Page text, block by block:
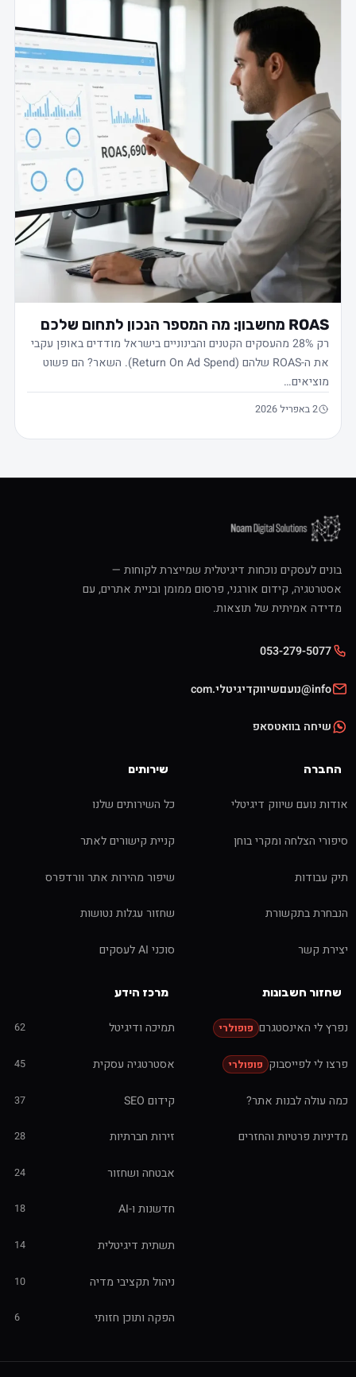
ROAS מחשבון: מה המספר הנכון לתחום שלכם
רק 28% מהעסקים הקטנים והבינוניים בישראל מודדים באופן עקבי
את ה-ROAS שלהם (Return On Ad Spend). השאר? הם פשוט
מוציאים…
2 באפריל 2026
בונים לעסקים נוכחות דיגיטלית שמייצרת לקוחות —
אסטרטגיה, קידום אורגני, פרסום ממומן ובניית אתרים, עם
מדידה אמיתית של תוצאות.
053-279-5077
info@נועםשיווקדיגיטלי.com
שיחה בוואטסאפ
החברה
אודות נועם שיווק דיגיטלי
סיפורי הצלחה ומקרי בוחן
תיק עבודות
הנבחרת בתקשורת
יצירת קשר
שירותים
כל השירותים שלנו
קניית קישורים לאתר
שיפור מהירות אתר וורדפרס
שחזור עגלות נטושות
סוכני AI לעסקים
שחזור חשבונות
נפרץ לי האינסטגרם פופולרי
פרצו לי לפייסבוק פופולרי
כמה עולה לבנות אתר?
מדיניות פרטיות והחזרים
מרכז הידע
תמיכה ודיגיטל 62
אסטרטגיה עסקית 45
קידום SEO 37
זירות חברתיות 28
אבטחה ושחזור 24
חדשנות ו-AI 18
תשתית דיגיטלית 14
ניהול תקציבי מדיה 10
הפקה ותוכן חזותי 6